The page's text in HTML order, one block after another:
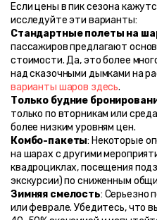
Если цены в пик сезона
исследуйте эти варианты:
Стандартные полеты на
пассажиров предлагают
стоимости. Да, это более
над сказочными дымками на
варианты шаров здесь.
Только будние
только по вторникам или
более низким уровням цен.
Комбо-пакеты: Некоторые
на шарах с другими
квадроциклах, посещения
экскурсии) по сниженным
Зимняя смелость: Серьезно
или феврале. Убедитесь, что